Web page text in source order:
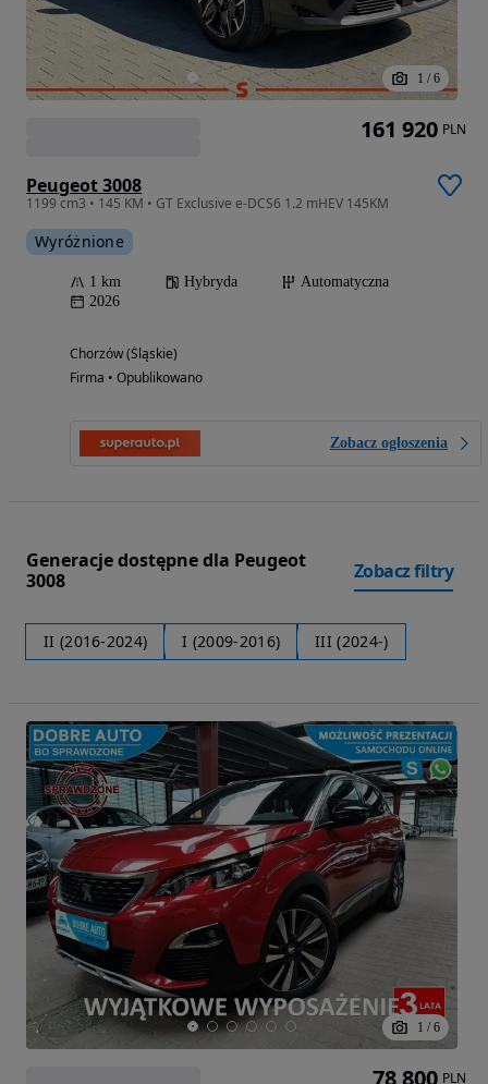
1 / 6
Peugeot 3008
1199 cm3 • 145 KM • GT Exclusive e-DCS6 1.2 mHEV 145KM
Wyróżnione
1 km Hybryda
Automatyczna
2026
Chorzów (Śląskie)
Firma • Opublikowano
Zobacz ogłoszenia
161 920 PLN
Generacje dostępne dla Peugeot
3008
Zobacz filtry
II (2016-2024) I (2009-2016) III (2024-)
1 / 6
PLN